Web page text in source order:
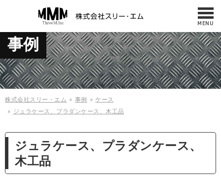
MENU
お問い合わせ
042-487-7860
10:00 - 17:00 （平日／日曜／祝日）
NEWS
サービス・製品
什器・板金
採用情報
事例
株式会社スリー・エム 事例
ケース
ジュラケース、プラダンケース、木工品
ジュラケース、プラダンケース、
木工品